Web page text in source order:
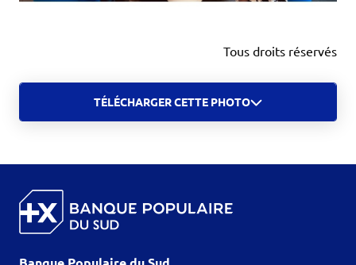
Tous droits réservés
TÉLÉCHARGER CETTE PHOTO